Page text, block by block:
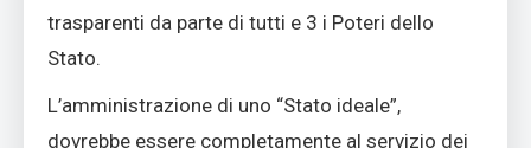
trasparenti da parte di tutti e 3 i Poteri dello
Stato.
L’amministrazione di uno “Stato ideale”,
dovrebbe essere completamente al servizio dei